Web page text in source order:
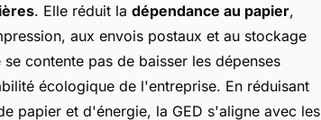
. Elle réduit la dépendance au papier,
aux envois postaux et au stockage
contente pas de baisser les dépenses
écologique de l'entreprise. En réduisant
papier et d'énergie, la GED s'aligne avec les